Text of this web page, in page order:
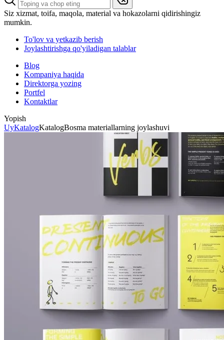
Siz xizmat, toifa, maqola, material va hokazolarni qidirishingiz
mumkin.
To'lov va yetkazib berish
Joylashtirishga qo'yiladigan talablar
Blog
Kompaniya haqida
Direktorga yozing
Portfel
Kontaktlar
Yopish
UyKatalogKatalogBosma materiallarning joylashuvi